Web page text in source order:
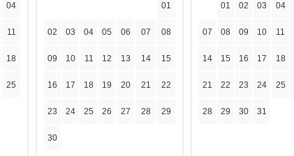
04
11
18
25
01
02 03 04 05 06 07 08
09 10 11 12 13 14 15
16 17 18 19 20 21 22
23 24 25 26 27 28 29
30
01 02 03 04
07 08 09 10 11
14 15 16 17 18
21 22 23 24 25
28 29 30 31